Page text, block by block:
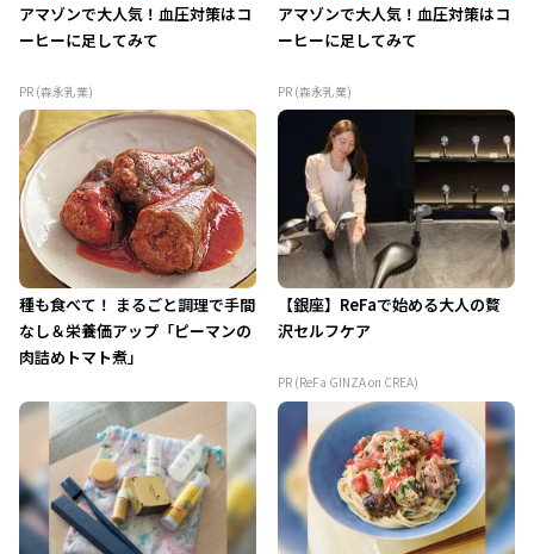
アマゾンで大人気！血圧対策はコ
ーヒーに足してみて
PR (森永乳業)
アマゾンで大人気！血圧対策はコ
ーヒーに足してみて
PR (森永乳業)
種も食べて！ まるごと調理で手間
なし＆栄養価アップ「ピーマンの
肉詰めトマト煮」
【銀座】ReFaで始める大人の贅
沢セルフケア
PR (ReFa GINZA on CREA)